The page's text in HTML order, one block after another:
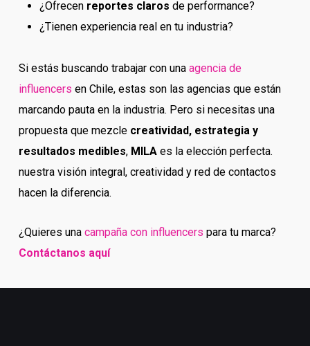
¿Ofrecen reportes claros de performance?
¿Tienen experiencia real en tu industria?
Si estás buscando trabajar con una agencia de
influencers en Chile, estas son las agencias que están
marcando pauta en la industria. Pero si necesitas una
propuesta que mezcle creatividad, estrategia y
resultados medibles, MILAes la elección perfecta.
nuestra visión integral, creatividad y red de contactos
hacen la diferencia.
¿Quieres una campaña con influencers para tu marca?
Contáctanos aquí